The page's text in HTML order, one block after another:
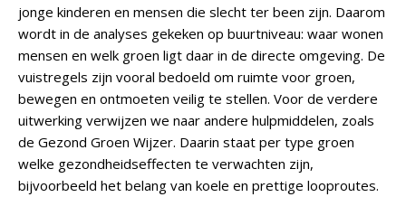
jonge kinderen en mensen die slecht ter been zijn. Daarom
wordt in de analyses gekeken op buurtniveau: waar wonen
mensen en welk groen ligt daar in de directe omgeving. De
vuistregels zijn vooral bedoeld om ruimte voor groen,
bewegen en ontmoeten veilig te stellen. Voor de verdere
uitwerking verwijzen we naar andere hulpmiddelen, zoals
de Gezond Groen Wijzer. Daarin staat per type groen
welke gezondheidseffecten te verwachten zijn,
bijvoorbeeld het belang van koele en prettige looproutes.